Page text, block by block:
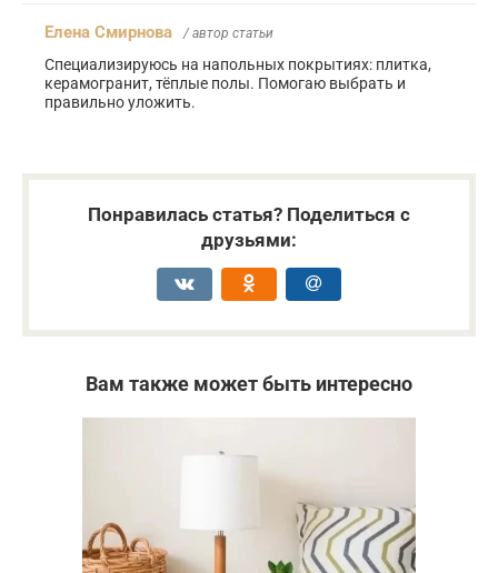
Елена Смирнова / автор статьи
Специализируюсь на напольных покрытиях: плитка,
керамогранит, тёплые полы. Помогаю выбрать и
правильно уложить.
Понравилась статья? Поделиться с
друзьями:
Вам также может быть интересно